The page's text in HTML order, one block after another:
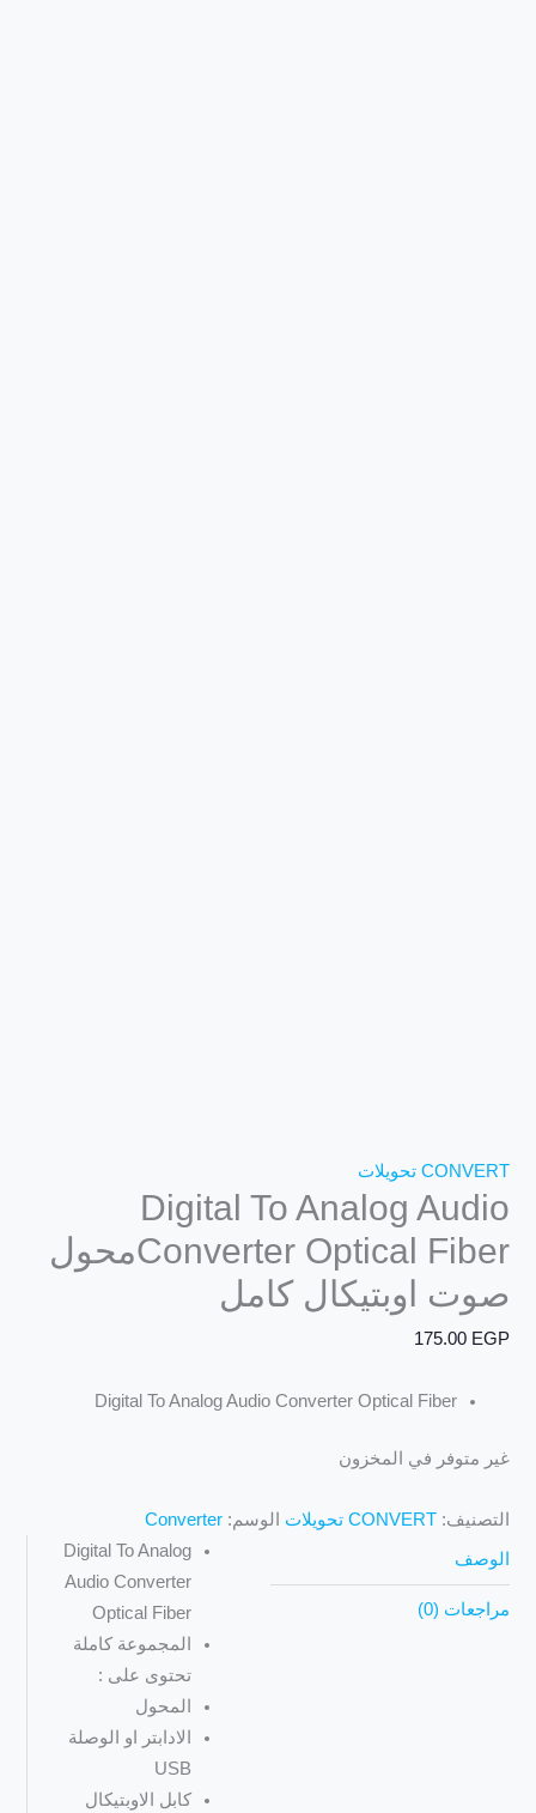
CONVERT تحويلات
Digital To Analog Audio
Converter Optical Fiberمحول
صوت اوبتيكال كامل
175.00 EGP
Digital To Analog Audio Converter Optical Fiber
غير متوفر في المخزون
التصنيف:CONVERT تحويلات الوسم:Converter
الوصف
مراجعات (0)
Digital To Analog
Audio Converter
Optical Fiber
المجموعة كاملة
تحتوى على :
المحول
الادابتر او الوصلة
USB
كابل الاوبتيكال